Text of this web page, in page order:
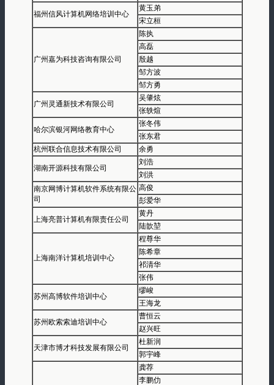
福州信风计算机网络培训中心
黄玉弟
宋立桓
广州嘉为科技咨询有限公司
陈执
高磊
殷越
邹方波
邹方勇
广州灵通新技术有限公司
吴肇炫
张轶煊
哈尔滨银河网络教育中心
张冬伟
张东君
杭州联合信息技术有限公司
余勇
湖南开源科技有限公司
刘浩
刘洪
南京网博计算机软件系统有限公
司
高俊
彭爱华
上海亮普计算机有限责任公司
黄丹
陆歆堃
上海南洋计算机培训中心
程尊华
陈希章
祁清华
张伟
苏州高博软件培训中心
缪峻
王海龙
苏州欧索索迪培训中心
曹恒云
赵兴旺
天津市博才科技发展有限公司
杜新润
郭宇峰
龚荐
李鹏仂